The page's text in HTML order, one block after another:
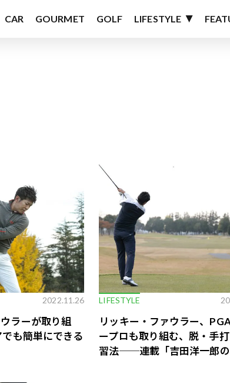
CAR GOURMET GOLF LIFESTYLE
2022.11.26
ラーが取り組
も簡単にできる
LIFESTYLE
リッキー・ファウラー、
ープロも取り組む、脱・手
習法──連載「吉田洋一郎の